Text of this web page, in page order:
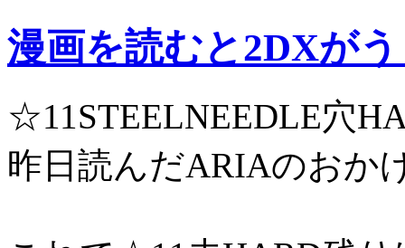
漫画を読むと2DXが
☆11STEELNEEDLE穴
昨日読んだARIAのおか